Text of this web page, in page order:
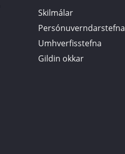
Skilmálar
Persónuverndarstefna
Umhverfisstefna
Gildin okkar